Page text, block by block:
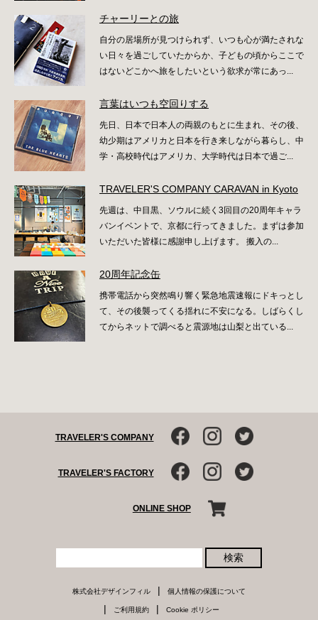
チャーリーとの旅
自分の居場所が見つけられず、いつも心が満たされな
い日々を過ごしていたからか、子どもの頃からここで
はないどこかへ旅をしたいという欲求が常にあっ...
言葉はいつも空回りする
先日、日本で日本人の両親のもとに生まれ、その後、
幼少期はアメリカと日本を行き来しながら暮らし、中
学・高校時代はアメリカ、大学時代は日本で過ご...
TRAVELER'S COMPANY CARAVAN in Kyoto
先週は、中目黒、ソウルに続く3回目の20周年キャラ
バンイベントで、京都に行ってきました。まずは参加
いただいた皆様に感謝申し上げます。 搬入の...
20周年記念缶
携帯電話から突然鳴り響く緊急地震速報にドキっとし
て、その後襲ってくる揺れに不安になる。しばらくし
てからネットで調べると震源地は山梨と出ている...
TRAVELER'S COMPANY
TRAVELER'S FACTORY
ONLINE SHOP
検索
株式会社デザインフィル | 個人情報の保護について
| ご利用規約 | Cookie ポリシー